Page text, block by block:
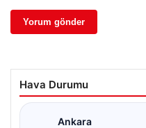
Hava Durumu
Ankara